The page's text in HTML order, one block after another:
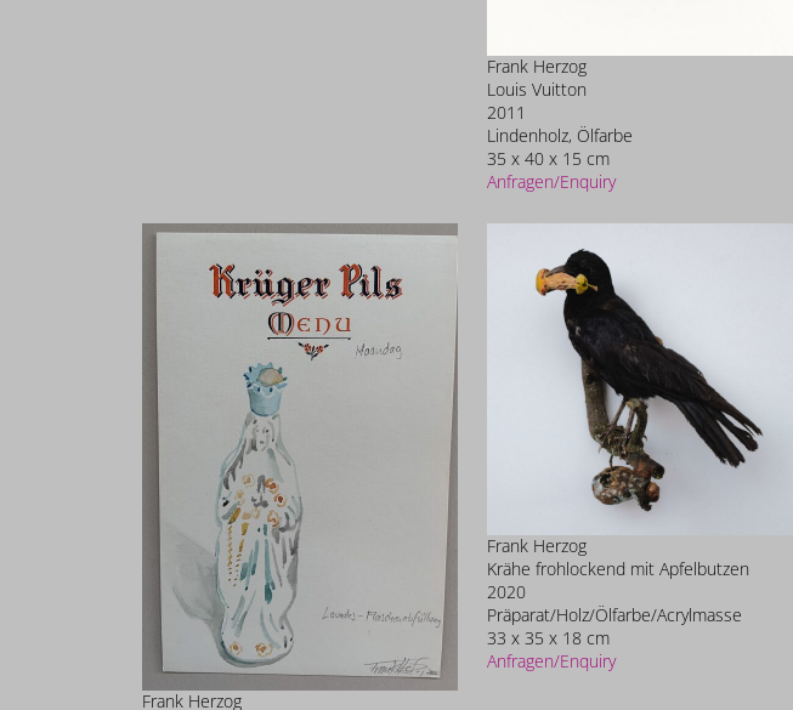
Frank Herzog
Louis Vuitton
2011
Lindenholz, Ölfarbe
35 x 40 x 15 cm
Anfragen/Enquiry
Frank Herzog
Frank Herzog
Krähe frohlockend mit Apfelbutzen
2020
Präparat/Holz/Ölfarbe/Acrylmasse
33 x 35 x 18 cm
Anfragen/Enquiry